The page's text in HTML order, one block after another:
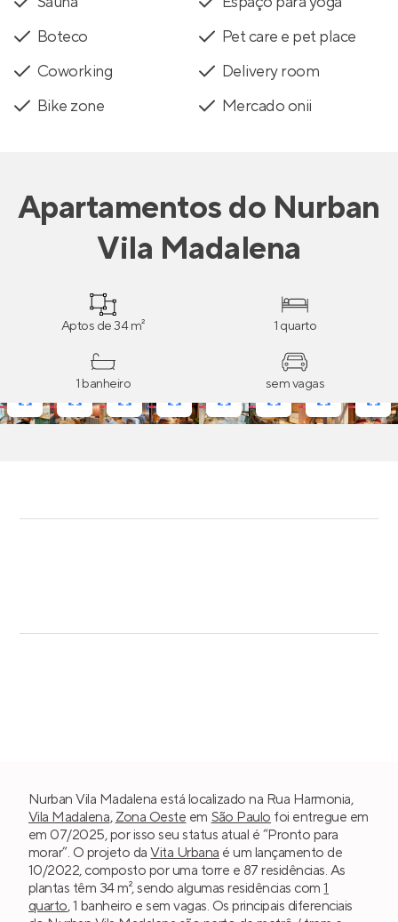
Boteco
Pet care e pet place
Coworking
Delivery room
Bike zone
Mercado onii
Apartamentosdo Nurban
Vila Madalena
Aptos de 34 m² 1 quarto
1 banheiro sem vagas
Nurban Vila Madalena está localizado na Rua Harmonia,
Vila Madalena, Zona Oeste em São Paulo foi entregue em
em 07/2025, por isso seu status atual é “Pronto para
morar”. O projeto daVita Urbana é um lançamento de
10/2022, composto por uma torre e 87 residências. As
plantas têm 34 m², sendo algumas residências com1
quarto, 1 banheiro e sem vagas. Os principais diferenciais